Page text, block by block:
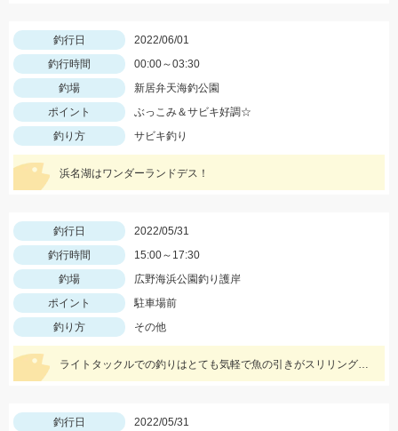
釣行日
2022/06/01
釣行時間
00:00～03:30
釣場
新居弁天海釣公園
ポイント
ぶっこみ＆サビキ好調☆
釣り方
サビキ釣り
浜名湖はワンダーランドデス！
釣行日
2022/05/31
釣行時間
15:00～17:30
釣場
広野海浜公園釣り護岸
ポイント
駐車場前
釣り方
その他
ライトタックルでの釣りはとても気軽で魚の引きがスリリングで楽しめます！ワームの消耗が激しいので多めに用意していきましょう！
釣行日
2022/05/31